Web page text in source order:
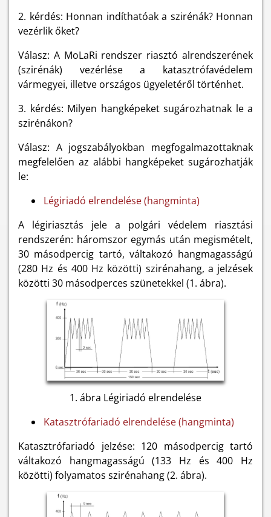
2. kérdés: Honnan indíthatóak a szirénák? Honnan
vezérlik őket?
Válasz: A MoLaRi rendszer riasztó alrendszerének
(szirénák) vezérlése a katasztrófavédelem
vármegyei, illetve országos ügyeletéről történhet.
3. kérdés: Milyen hangképeket sugározhatnak le a
szirénákon?
Válasz: A jogszabályokban megfogalmazottaknak
megfelelően az alábbi hangképeket sugározhatják
le:
Légiriadó elrendelése (hangminta)
A légiriasztás jele a polgári védelem riasztási
rendszerén: háromszor egymás után megismételt,
30 másodpercig tartó, váltakozó hangmagasságú
(280 Hz és 400 Hz közötti) szirénahang, a jelzések
közötti 30 másodperces szünetekkel (1. ábra).
1. ábra Légiriadó elrendelése
Katasztrófariadó elrendelése (hangminta)
Katasztrófariadó jelzése: 120 másodpercig tartó
váltakozó hangmagasságú (133 Hz és 400 Hz
közötti) folyamatos szirénahang (2. ábra).